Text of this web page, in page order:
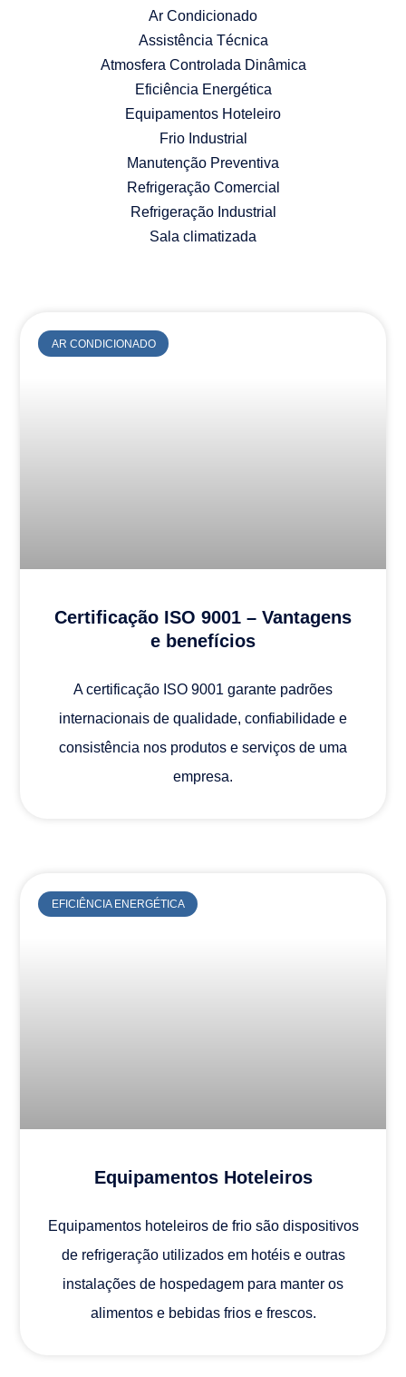
Ar Condicionado
Assistência Técnica
Atmosfera Controlada Dinâmica
Eficiência Energética
Equipamentos Hoteleiro
Frio Industrial
Manutenção Preventiva
Refrigeração Comercial
Refrigeração Industrial
Sala climatizada
AR CONDICIONADO
Certificação ISO 9001 – Vantagens
e benefícios
A certificação ISO 9001 garante padrões
internacionais de qualidade, confiabilidade e
consistência nos produtos e serviços de uma
empresa.
EFICIÊNCIA ENERGÉTICA
Equipamentos Hoteleiros
Equipamentos hoteleiros de frio são dispositivos
de refrigeração utilizados em hotéis e outras
instalações de hospedagem para manter os
alimentos e bebidas frios e frescos.